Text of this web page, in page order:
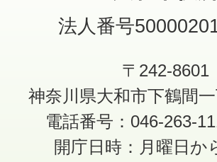
法人番号
〒242-8601
神奈川県大和市下鶴間
電話番号：046-263-
開庁日時：月曜日か